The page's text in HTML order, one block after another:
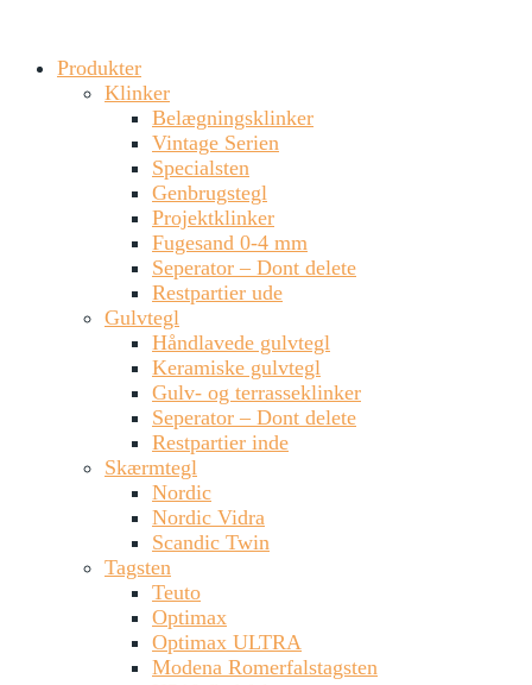
Produkter
Klinker
Belægningsklinker
Vintage Serien
Specialsten
Genbrugstegl
Projektklinker
Fugesand 0-4 mm
Seperator – Dont delete
Restpartier ude
Gulvtegl
Håndlavede gulvtegl
Keramiske gulvtegl
Gulv- og terrasseklinker
Seperator – Dont delete
Restpartier inde
Skærmtegl
Nordic
Nordic Vidra
Scandic Twin
Tagsten
Teuto
Optimax
Optimax ULTRA
Modena Romerfalstagsten